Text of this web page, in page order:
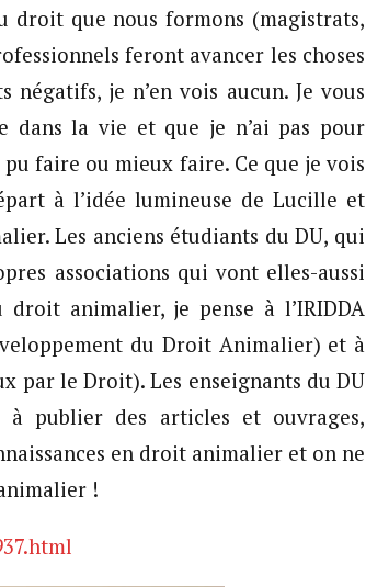
que nous formons (magistrats,
feront avancer les choses
je n’en vois aucun. Je vous
dans la vie et que je n’ai pas pour
faire ou mieux faire. Ce que je vois
à l’idée lumineuse de Lucille et
Les anciens étudiants du DU, qui
associations qui vont elles-aussi
animalier, je pense à l’IRIDDA
du Droit Animalier) et à
par le Droit). Les enseignants du DU
à publier des articles et ouvrages,
en droit animalier et on ne
!